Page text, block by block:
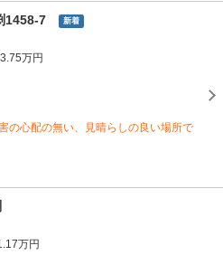
1458-7 新着
万円
の心配の無い、見晴らしの良い場所で
万円